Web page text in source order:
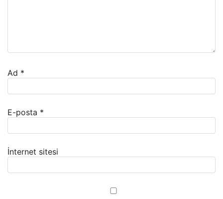
Ad *
E-posta *
İnternet sitesi